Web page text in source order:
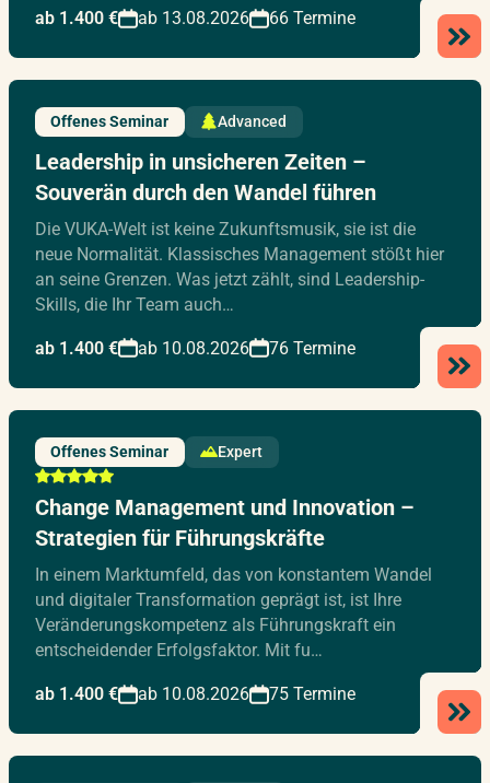
ab 1.400 € ab 13.08.2026 66 Termine
Offenes Seminar Advanced
Leadership in unsicheren Zeiten –
Souverän durch den Wandel führen
Die VUKA-Welt ist keine Zukunftsmusik, sie ist die
neue Normalität. Klassisches Management stößt hier
an seine Grenzen. Was jetzt zählt, sind Leadership-
Skills, die Ihr Team auch…
ab 1.400 € ab 10.08.2026 76 Termine
Offenes Seminar Expert
Change Management und Innovation –
Strategien für Führungskräfte
In einem Marktumfeld, das von konstantem Wandel
und digitaler Transformation geprägt ist, ist Ihre
Veränderungskompetenz als Führungskraft ein
entscheidender Erfolgsfaktor. Mit fu…
ab 1.400 € ab 10.08.2026 75 Termine